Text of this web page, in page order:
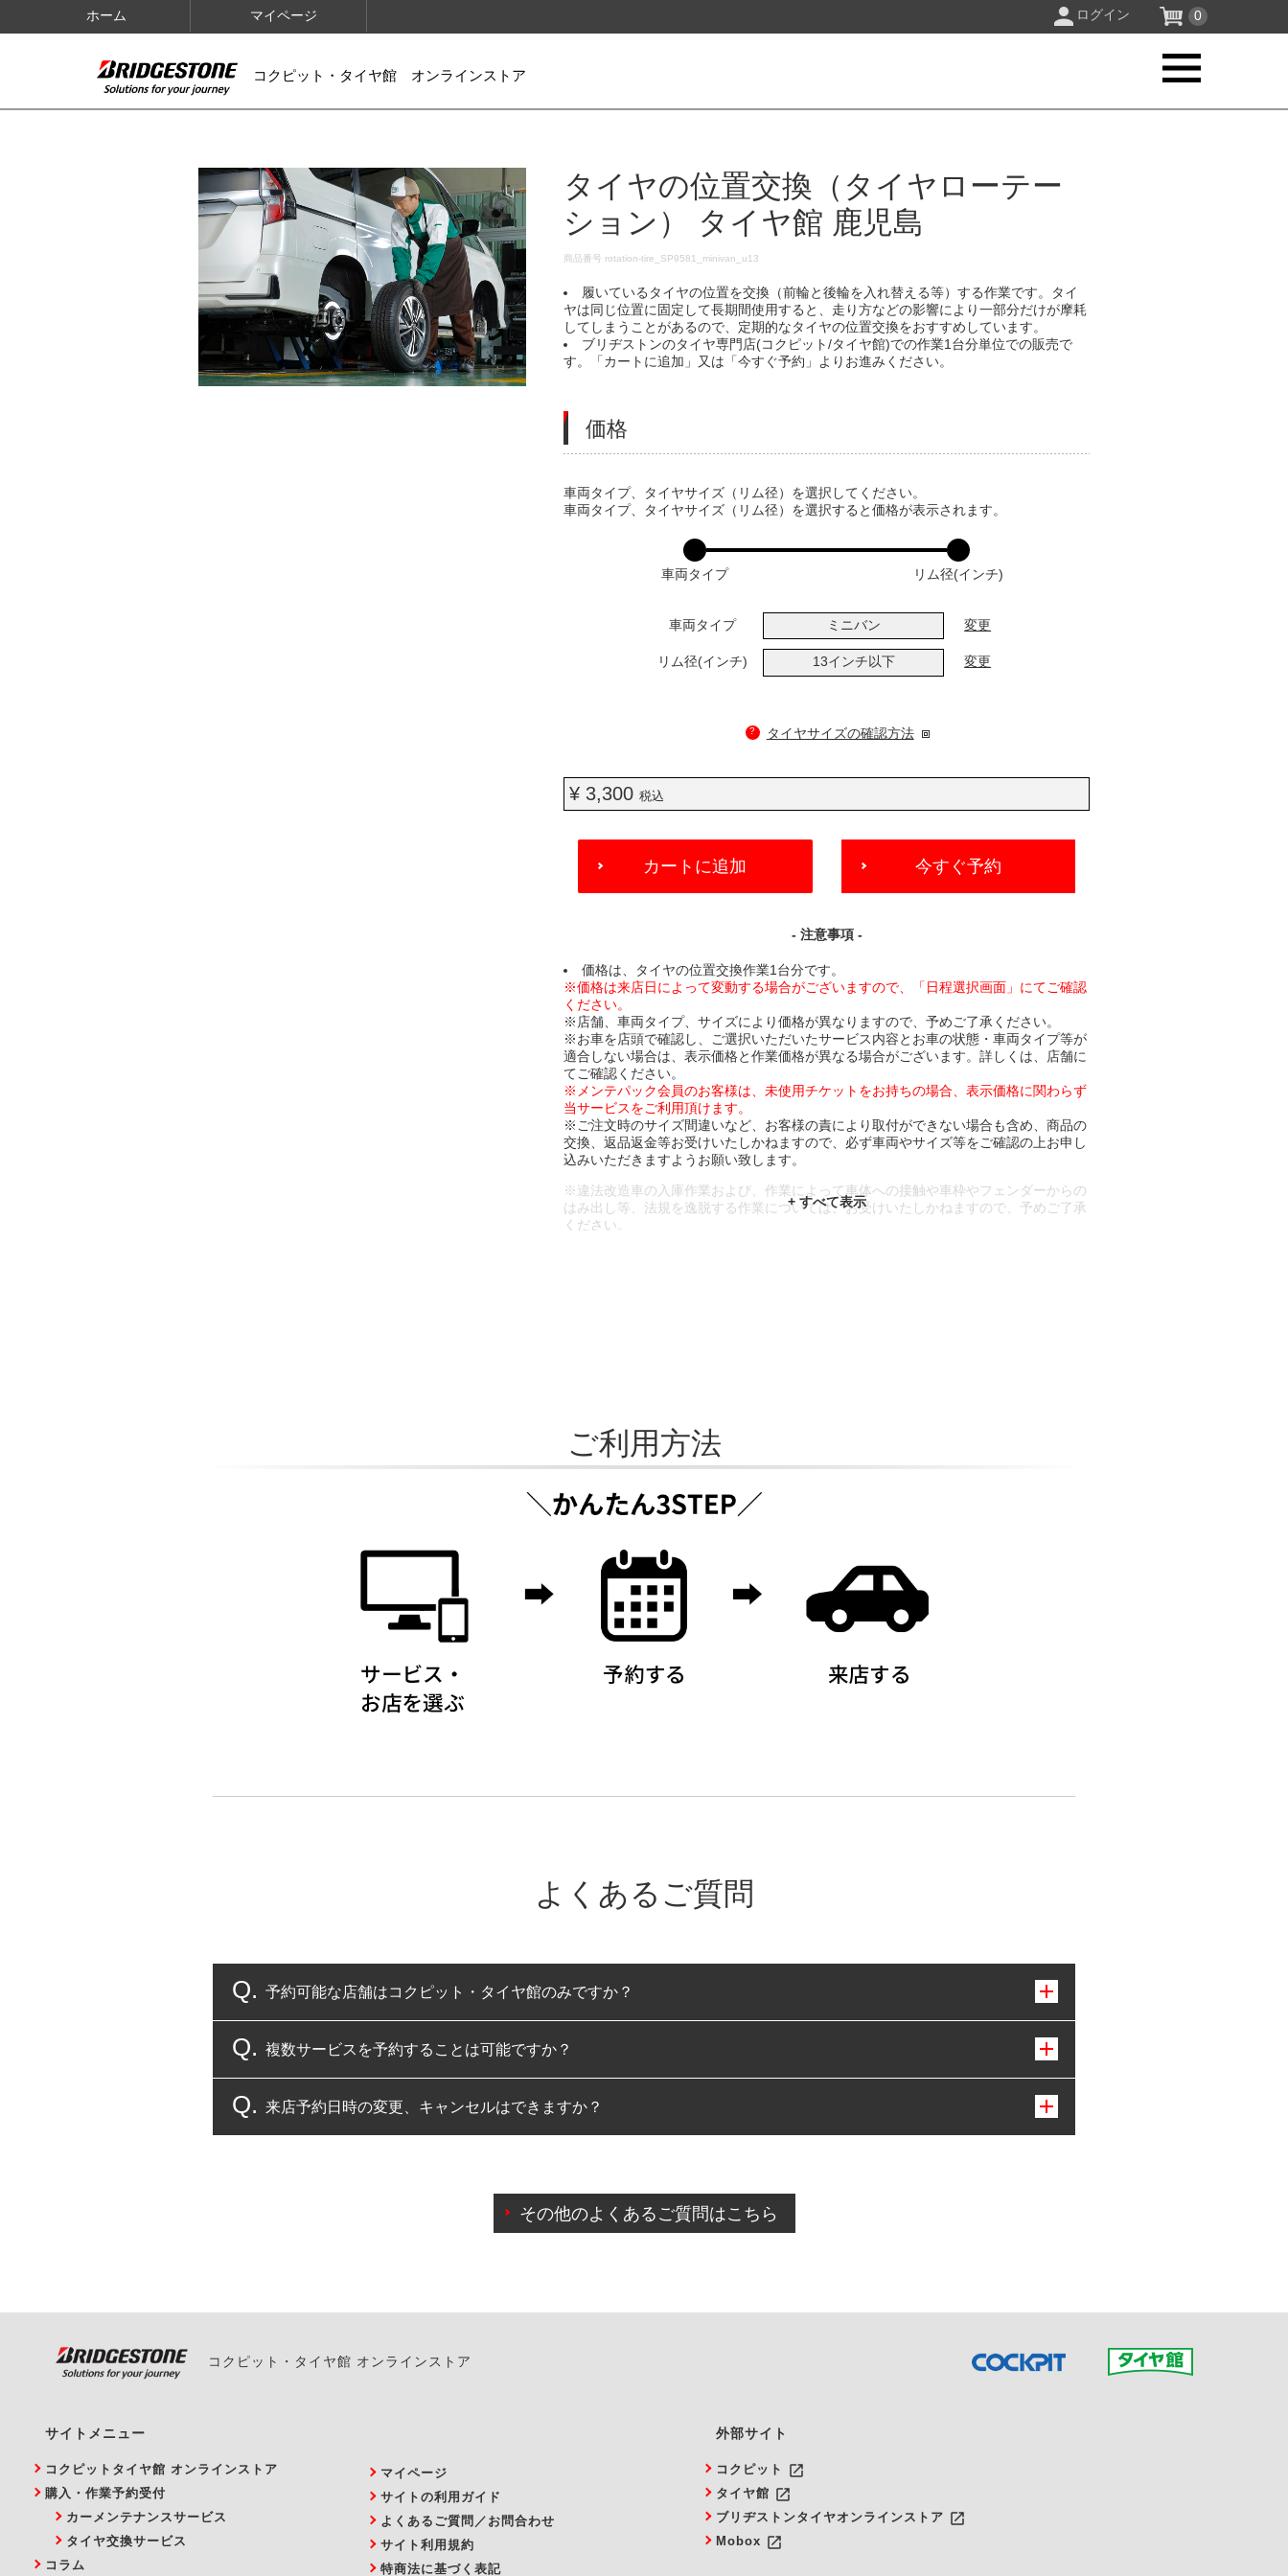
ホーム マイページ ログイン 0
コクピット・タイヤ館 オンラインストア
IMAGES
タイヤの位置交換（タイヤローテー
ション） タイヤ館 鹿児島
DETAILS
商品番号 rotation-tire_SP9581_minivan_u13
履いているタイヤの位置を交換（前輪と後輪を入れ替える等）する作業です。タイ
ヤは同じ位置に固定して長期間使用すると、走り方などの影響により一部分だけが摩耗
してしまうことがあるので、定期的なタイヤの位置交換をおすすめしています。
ブリヂストンのタイヤ専門店(コクピット/タイヤ館)での作業1台分単位での販売で
す。「カートに追加」又は「今すぐ予約」よりお進みください。
価格
VARIATIONS
車両タイプ、タイヤサイズ（リム径）を選択してください。
車両タイプ、タイヤサイズ（リム径）を選択すると価格が表示されます。
車両タイプ リム径(インチ)
車両タイプ ミニバン 変更
リム径(インチ) 13インチ以下 変更
? タイヤサイズの確認方法
¥ 3,300税込
ADD
CART
カートに追加 今すぐ予約
- 注意事項 -
価格は、タイヤの位置交換作業1台分です。
※価格は来店日によって変動する場合がございますので、「日程選択画面」にてご確認
ください。
※店舗、車両タイプ、サイズにより価格が異なりますので、予めご了承ください。
※お車を店頭で確認し、ご選択いただいたサービス内容とお車の状態・車両タイプ等が
適合しない場合は、表示価格と作業価格が異なる場合がございます。詳しくは、店舗に
てご確認ください。
※メンテパック会員のお客様は、未使用チケットをお持ちの場合、表示価格に関わらず
当サービスをご利用頂けます。
※ご注文時のサイズ間違いなど、お客様の責により取付ができない場合も含め、商品の
交換、返品返金等お受けいたしかねますので、必ず車両やサイズ等をご確認の上お申し
込みいただきますようお願い致します。
※違法改造車の入庫作業および、作業によって車体への接触や車枠やフェンダーからの
はみ出し等、法規を逸脱する作業については、お受けいたしかねますので、予めご了承
ください。
ご利用方法
よくあるご質問
予約可能な店舗はコクピット・タイヤ館のみですか？
コクピット・タイヤ館のみとなります。
複数サービスを予約することは可能ですか？
複数サービスのご予約は可能です。
来店予約日時の変更、キャンセルはできますか？
また、やむを得ない事由によりご予約のキャンセルをご希望の際は、直接ご予約いただいた店舗へご連絡くださ
その他のよくあるご質問はこちら
コクピット・タイヤ館 オンラインストア
サイトメニュー
コクピットタイヤ館 オンラインストア
購入・作業予約受付
カーメンテナンスサービス
タイヤ交換サービス
コラム
マイページ
サイトの利用ガイド
よくあるご質問／お問合わせ
サイト利用規約
特商法に基づく表記
外部サイト
コクピット launch
タイヤ館 launch
ブリヂストンタイヤオンラインストア launch
Mobox launch